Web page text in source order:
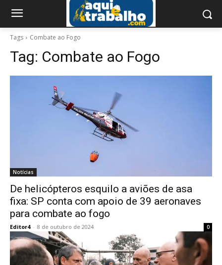
Tags Combate ao Fogo
Tag: Combate ao Fogo
Notícias
De helicópteros esquilo a aviões de asa
fixa: SP conta com apoio de 39 aeronaves
para combate ao fogo
Editor4 - 8 de outubro de 2024 0